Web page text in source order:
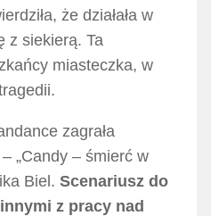
że działała w
z siekierą. Ta
miasteczka, w
zagrała
„Candy – śmierć w
Biel. Scenariusz do
z pracy nad